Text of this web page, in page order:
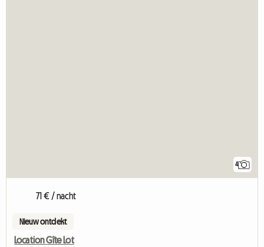
4
71 € / nacht
Nieuw ontdekt
Location Gîte Lot